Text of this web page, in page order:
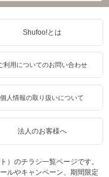
Shufoo!とは
利用についてのお問い合わせ
個人情報の取り扱いについて
法人のお客様へ
）のチラシ一覧ページです。
ルやキャンペーン、期間限定